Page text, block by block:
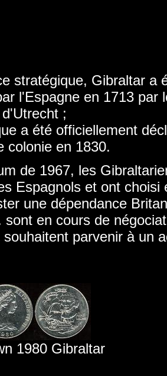
stratégique, Gibraltar a
l'Espagne en 1713 par
d'Utrecht ;
a été officiellement
colonie en 1830.
de 1967, les
Espagnols et ont choisi
une dépendance
en cours de
parvenir à un
1980 Gibraltar